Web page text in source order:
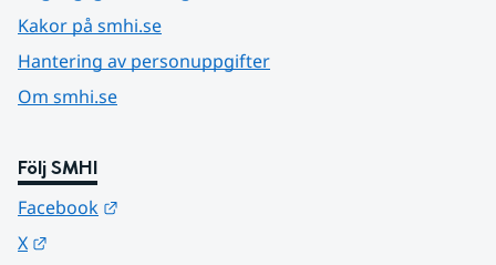
Kakor på smhi.se
Hantering av personuppgifter
Om smhi.se
Följ SMHI
Facebook
X